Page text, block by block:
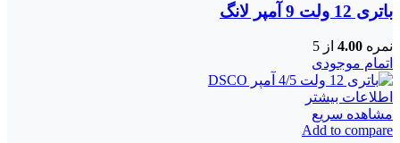
باتری 12 ولت 9 آمپر لانگ
نمره 4.00 از 5
اتمام موجودی
اطلاعات بیشتر
مشاهده سریع
Add to compare